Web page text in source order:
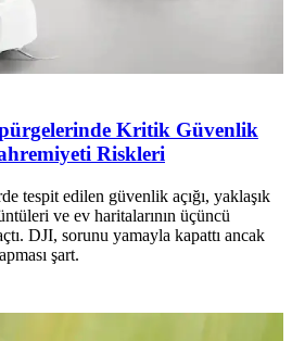
Kritik Güvenlik
Riskleri
tespit edilen güvenlik açığı, yaklaşık
ve ev haritalarının üçüncü
DJI, sorunu yamayla kapattı ancak
şart.